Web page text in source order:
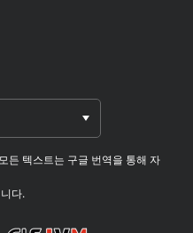
든 텍스트는 구글 번역을 통해 자
다.